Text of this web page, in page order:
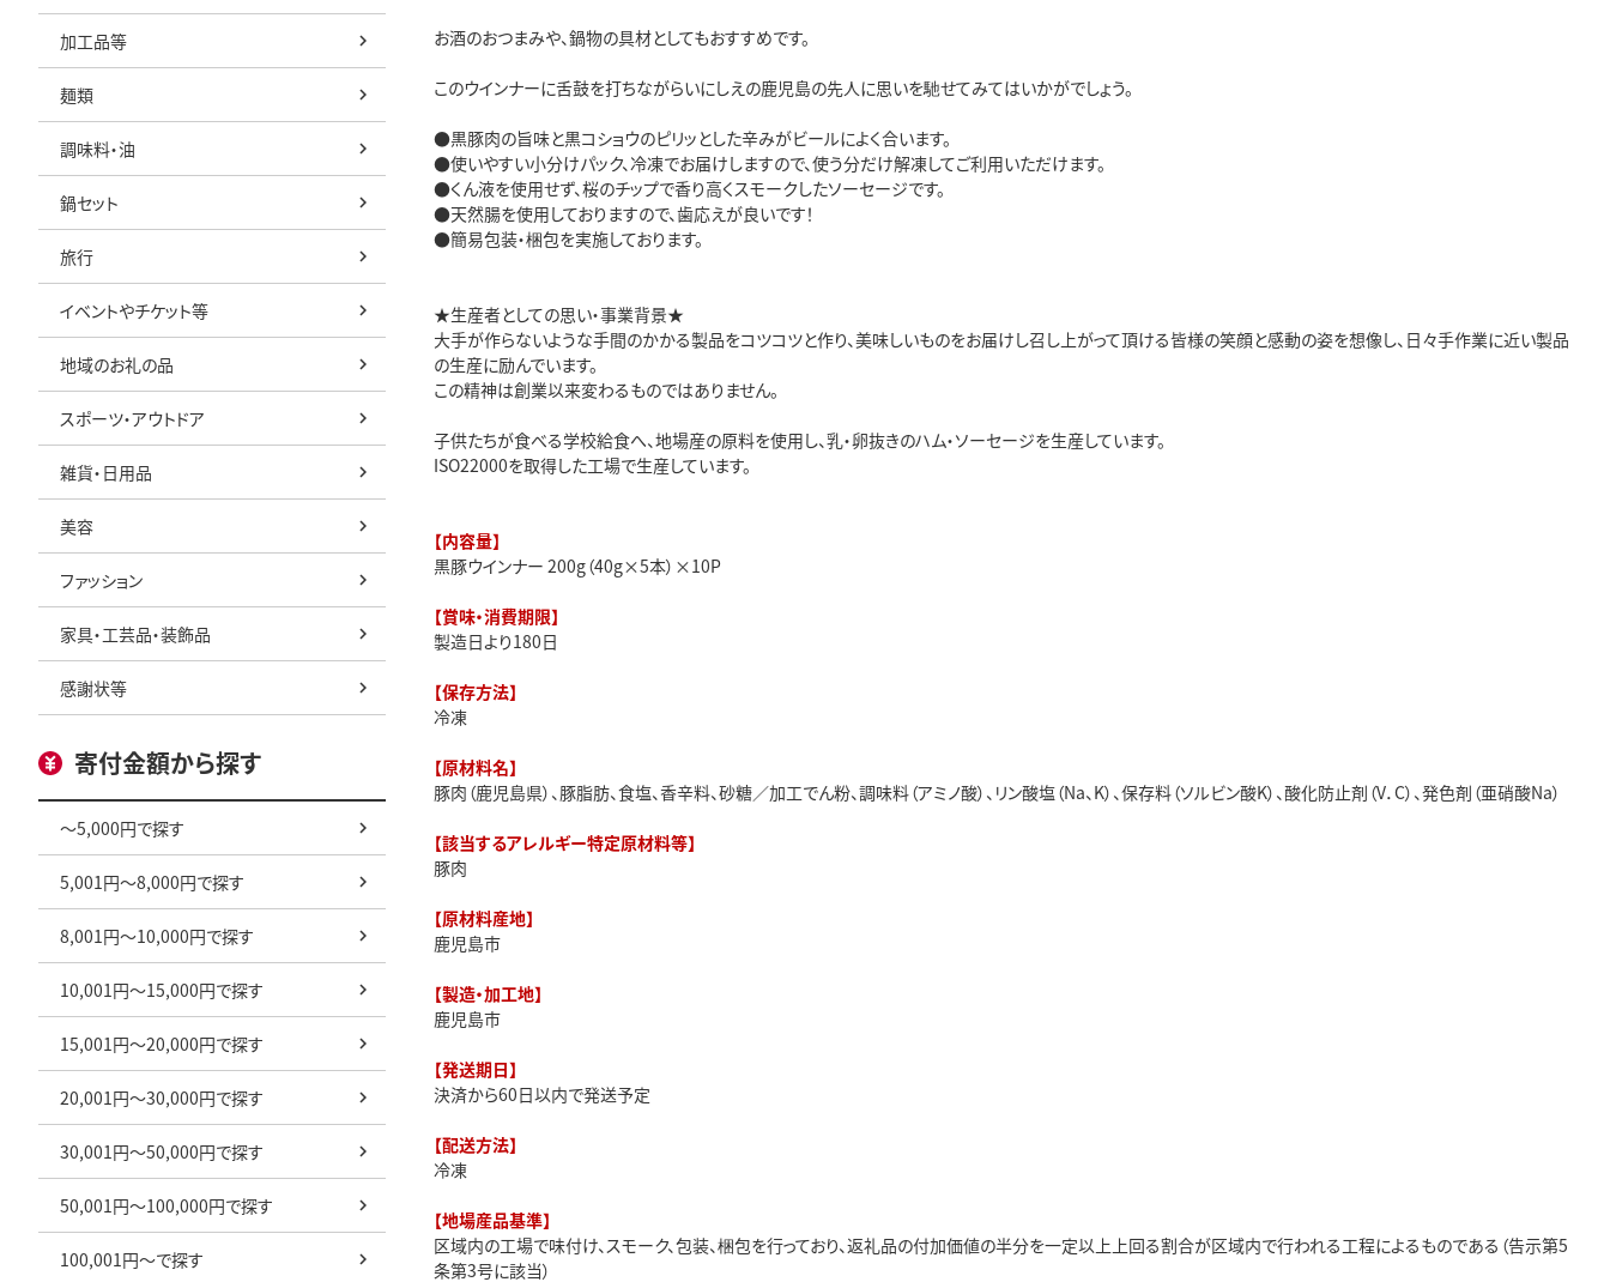
加工品等
麺類
調味料・油
鍋セット
旅行
イベントやチケット等
地域のお礼の品
スポーツ・アウトドア
雑貨・日用品
美容
ファッション
家具・工芸品・装飾品
感謝状等
寄付金額から探す
～5,000円で探す
5,001円～8,000円で探す
8,001円～10,000円で探す
10,001円～15,000円で探す
15,001円～20,000円で探す
20,001円～30,000円で探す
30,001円～50,000円で探す
50,001円～100,000円で探す
100,001円～で探す
お酒のおつまみや、鍋物の具材としてもおすすめです。
このウインナーに舌鼓を打ちながらいにしえの鹿児島の先人に思いを馳せてみてはいかがでしょう。
●黒豚肉の旨味と黒コショウのピリッとした辛みがビールによく合います。
●使いやすい小分けパック、冷凍でお届けしますので、使う分だけ解凍してご利用いただけます。
●くん液を使用せず、桜のチップで香り高くスモークしたソーセージです。
●天然腸を使用しておりますので、歯応えが良いです！
●簡易包装・梱包を実施しております。
★生産者としての思い・事業背景★
大手が作らないような手間のかかる製品をコツコツと作り、美味しいものをお届けし召し上がって頂ける皆様の笑顔と感動の姿を想像し、日々手作業に近い製品
の生産に励んでいます。
この精神は創業以来変わるものではありません。
子供たちが食べる学校給食へ、地場産の原料を使用し、乳・卵抜きのハム・ソーセージを生産しています。
ISO22000を取得した工場で生産しています。
【内容量】
黒豚ウインナー 200g（40g×5本）×10P
【賞味・消費期限】
製造日より180日
【保存方法】
冷凍
【原材料名】
豚肉（鹿児島県）、豚脂肪、食塩、香辛料、砂糖／加工でん粉、調味料（アミノ酸）、リン酸塩（Na、K）、保存料（ソルビン酸K）、酸化防止剤（V．C）、発色剤（亜硝酸Na）
【該当するアレルギー特定原材料等】
豚肉
【原材料産地】
鹿児島市
【製造・加工地】
鹿児島市
【発送期日】
決済から60日以内で発送予定
【配送方法】
冷凍
【地場産品基準】
区域内の工場で味付け、スモーク、包装、梱包を行っており、返礼品の付加価値の半分を一定以上上回る割合が区域内で行われる工程によるものである（告示第5
条第3号に該当）